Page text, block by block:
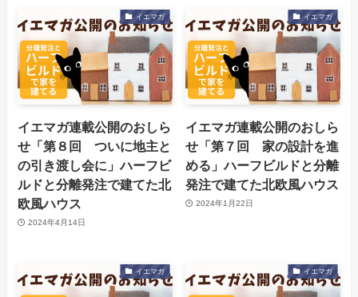
イエマガ
イエマガ連載公開のおしら
せ「第８回 ついに地主と
の引き渡し会に」ハーフビ
ルドと分離発注で建てた北
欧風ハウス
2024年4月14日
イエマガ
イエマガ連載公開のおしら
せ「第７回 家の設計を進
める」ハーフビルドと分離
発注で建てた北欧風ハウス
2024年1月22日
イエマガ イエマガ